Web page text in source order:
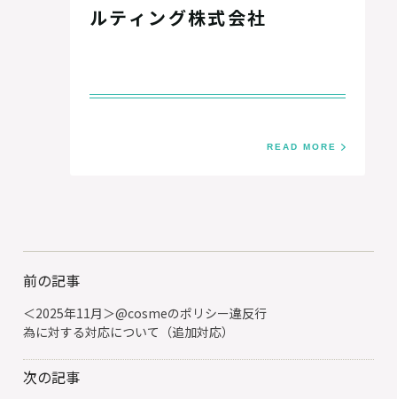
ルティング株式会社
READ MORE
前の記事
＜2025年11月＞@cosmeのポリシー違反行
為に対する対応について（追加対応）
次の記事